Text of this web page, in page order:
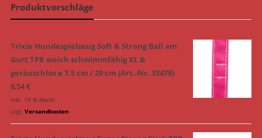
Produktvorschläge
Trixie Hundespielzeug Soft & Strong Ball am
Gurt TPR weich schwimmfähig XL &
geräuschlos ø 7,5 cm / 29 cm (Art.-Nr. 33478)
8,54€
inkl. 19 % MwSt.
zzgl. Versandkosten